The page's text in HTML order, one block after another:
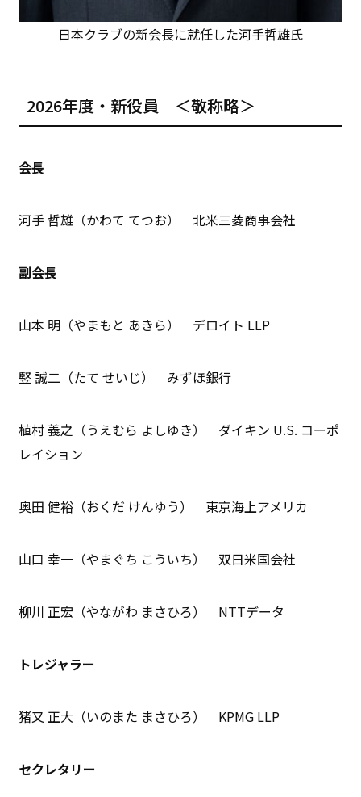
日本クラブの新会長に就任した河手哲雄氏
2026年度・新役員 ＜敬称略＞
会長
河手 哲雄（かわて てつお） 北米三菱商事会社
副会長
山本 明（やまもと あきら） デロイト LLP
竪 誠二（たて せいじ） みずほ銀行
植村 義之（うえむら よしゆき） ダイキン U.S. コーポ
レイション
奥田 健裕（おくだ けんゆう） 東京海上アメリカ
山口 幸一（やまぐち こういち） 双日米国会社
柳川 正宏（やながわ まさひろ） NTTデータ
トレジャラー
猪又 正大（いのまた まさひろ） KPMG LLP
セクレタリー